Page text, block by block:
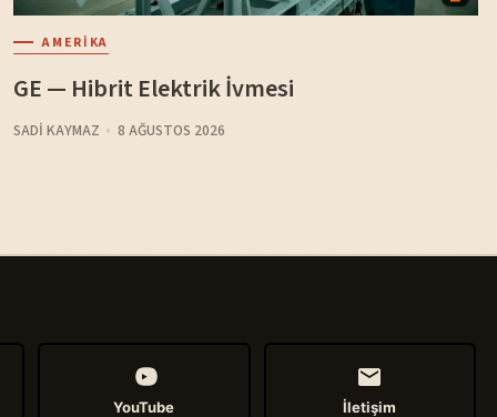
AMERIKA
GE — Hibrit Elektrik İvmesi
SADI KAYMAZ 8 AĞUSTOS 2026
YouTube İletişim